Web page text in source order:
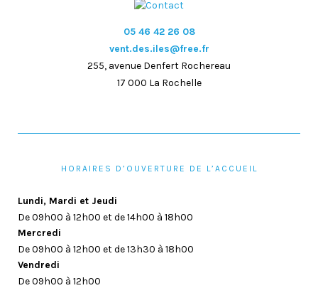
05 46 42 26 08
vent.des.iles@free.fr
255, avenue Denfert Rochereau
17 000 La Rochelle
HORAIRES D’OUVERTURE DE L’ACCUEIL
Lundi, Mardi et Jeudi
De 09h00 à 12h00 et de 14h00 à 18h00
Mercredi
De 09h00 à 12h00 et de 13h30 à 18h00
Vendredi
De 09h00 à 12h00